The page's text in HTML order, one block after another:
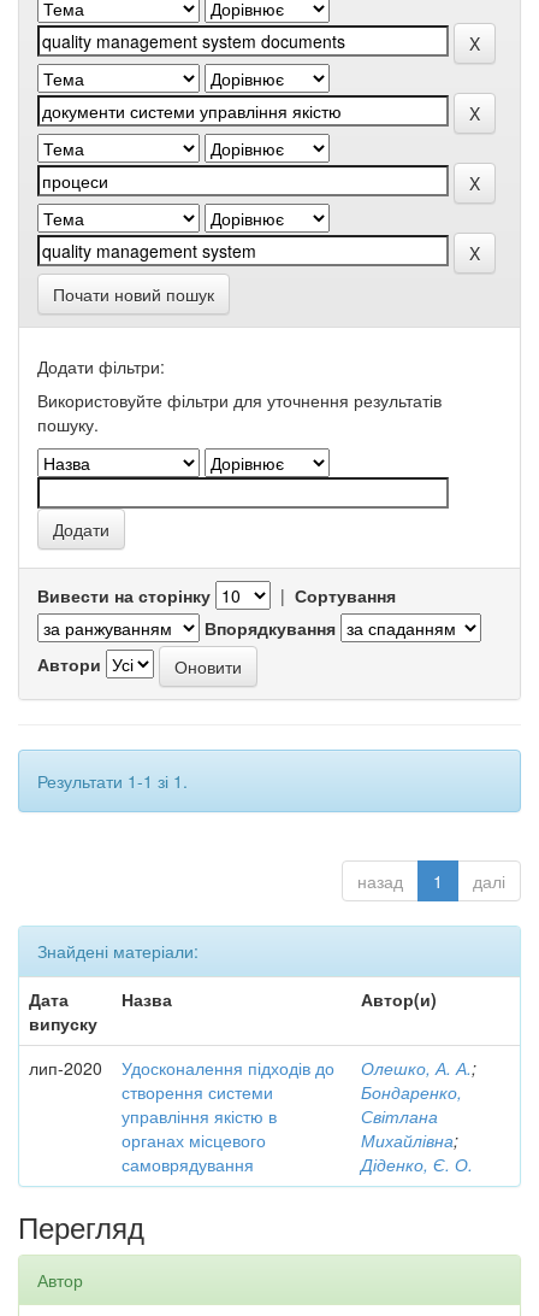
Почати новий пошук
Додати фільтри:
Використовуйте фільтри для уточнення результатів
пошуку.
Вивести на сторінку | Сортування
Впорядкування
Автори
Результати 1-1 зі 1.
назад 1 далі
Знайдені матеріали:
Дата
випуску
Назва Автор(и)
лип-2020
Удосконалення підходів до
створення системи
управління якістю в
органах місцевого
самоврядування
Олешко, А. А.;
Бондаренко,
Світлана
Михайлівна;
Діденко, Є. О.
Перегляд
Автор